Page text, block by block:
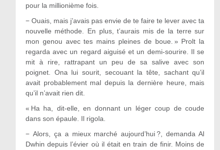
pour la millionième fois.
− Ouais, mais j’avais pas envie de te faire te lever avec ta
nouvelle méthode. En plus, t’aurais mis de la terre sur
mon genou avec tes mains pleines de boue. » Prolt la
regarda avec un regard aiguisé et un demi-sourire. Il se
mit à rire, rattrapant un peu de sa salive avec son
poignet. Ona lui sourit, secouant la tête, sachant qu’il
avait probablement mal depuis la dernière heure, mais
qu’il n’avait rien dit.
« Ha ha, dit-elle, en donnant un léger coup de coude
dans son épaule. Il rigola.
− Alors, ça a mieux marché aujourd’hui ?, demanda Al
Dwhin depuis l’évier où il était en train de finir. Moins de